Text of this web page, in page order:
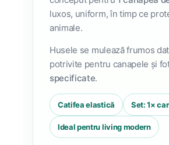
luxos, uniform, în timp ce
animale.
Husele se mulează frumos
potrivite pentru canapele și
specificate.
Catifea elastică Set: 1×
Ideal pentru living modern